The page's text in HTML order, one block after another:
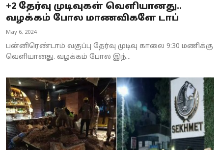
Special Story
Business
Crime
Tamilnadu
National
World
Astrology
+2 தேர்வு முடிவுகள் வெளியானது..
வழக்கம் போல மாணவிகளே டாப்
May 6, 2024
பன்னிரெண்டாம் வகுப்பு தேர்வு முடிவு காலை 9:30 மணிக்கு
வெளியானது. வழக்கம் போல இந்...